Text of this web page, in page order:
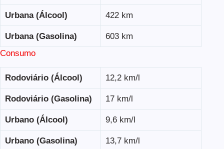
Urbana (Álcool) 422 km
Urbana (Gasolina)
603 km
Consumo
Rodoviário (Álcool) 12,2 km/l
Rodoviário (Gasolina) 17 km/l
Urbano (Álcool) 9,6 km/l
Urbano (Gasolina) 13,7 km/l